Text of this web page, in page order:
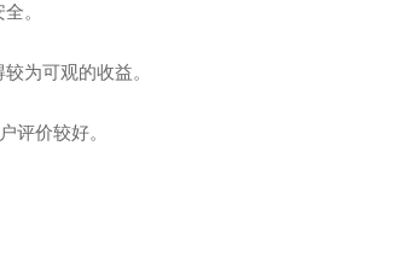
。
为可观的收益。
评价较好。